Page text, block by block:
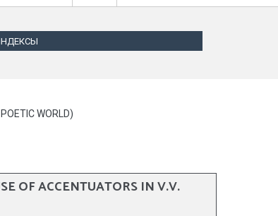
WORLD)
ACCENTUATORS IN V.V.